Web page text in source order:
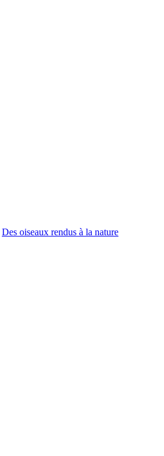
Des oiseaux rendus à la nature